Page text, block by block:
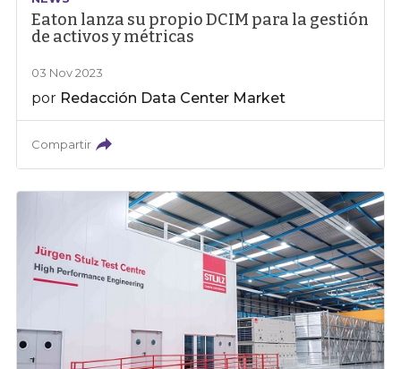
Eaton lanza su propio DCIM para la gestión
de activos y métricas
03 Nov 2023
por Redacción Data Center Market
Compartir